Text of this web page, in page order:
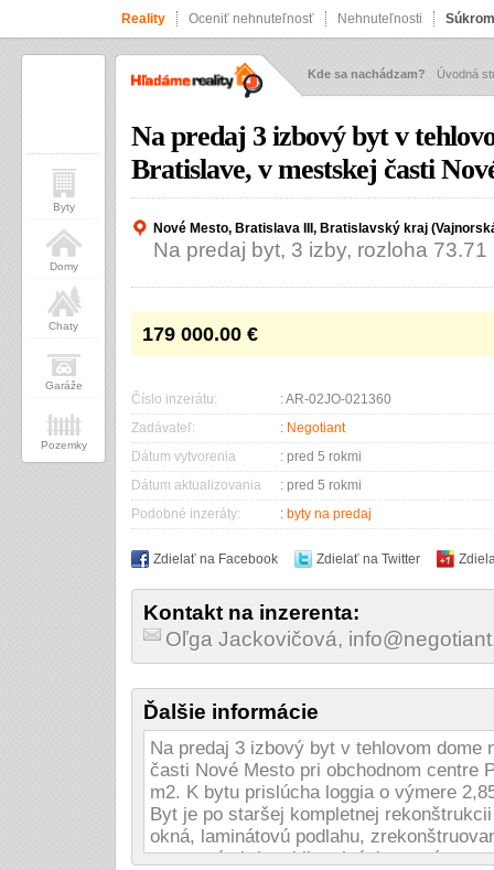
Reality Oceniť nehnuteľnosť Nehnuteľnosti
Kde sa nachádzam? Úvodná
Na predaj 3 izbový byt v
Bratislave, v mestskej časti
Nové Mesto, Bratislava III, Bratislavský kraj
Na predaj byt, 3 izby, rozloha 73.71
179 000.00 €
Číslo inzerátu:
: AR-02JO-021360
Zadávateľ:
: Negotiant
Dátum vytvorenia
: pred 5 rokmi
Dátum aktualizovania
: pred 5 rokmi
Podobné inzeráty:
: byty na predaj
Zdielať na Facebook Zdielať na Twitter
Kontakt na inzerenta:
Oľga Jackovičová,
Ďalšie informácie
Na predaj 3 izbový byt v tehlovom
časti Nové Mesto pri obchodnom centre
m2. K bytu prislúcha loggia o výmere
Byt je po staršej kompletnej
okná, laminátovú podlahu,
vstavané skrine, klimatizáciu, nové
Byty
Domy
Chaty
Garáže
Pozemky